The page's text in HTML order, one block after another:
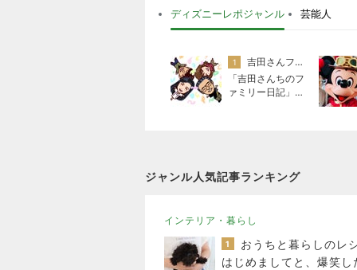
ディズニーレポジャンル 芸能人
1
吉田さんファミリー
「吉田さんちのフ
ァミリー日記」Po
ジャンル人気記事ランキング
インテリア・暮らし
1
はじめましてと、爆笑し